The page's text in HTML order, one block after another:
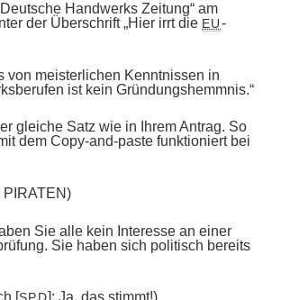
Handwerks Zeitung“ am
der Überschrift „Hier irrt die EU -
von meisterlichen Kenntnissen in
ist kein Gründungshemmnis.“
gleiche Satz wie in Ihrem Antrag. So
dem Copy-and-paste funktioniert bei
PIRATEN)
Sie alle kein Interesse an einer
Sie haben sich politisch bereits